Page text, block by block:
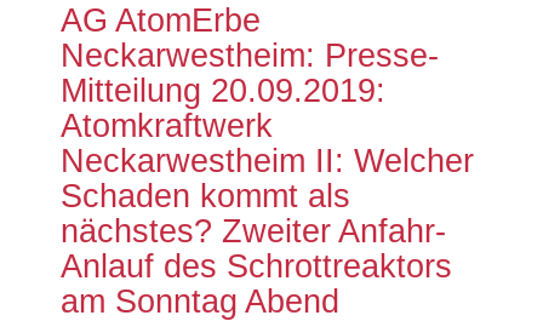
AG AtomErbe
Neckarwestheim: Presse-
Mitteilung 20.09.2019:
Atomkraftwerk
Neckarwestheim II: Welcher
Schaden kommt als
nächstes? Zweiter Anfahr-
Anlauf des Schrottreaktors
am Sonntag Abend